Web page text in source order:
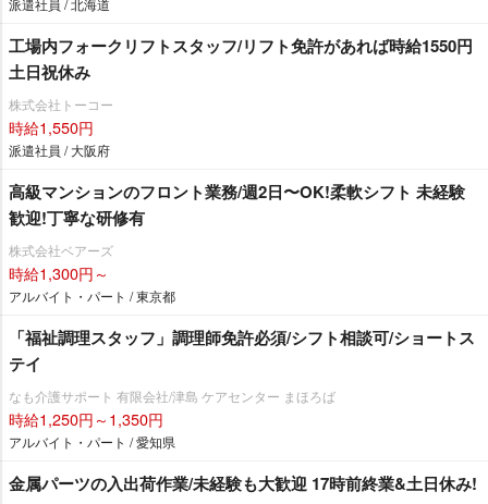
工場内フォークリフトスタッフ/リフト免許があれば時給1550円
土日祝休み
株式会社トーコー
時給1,550円
派遣社員 / 大阪府
⾼級マンションのフロント業務/週2⽇〜OK!柔軟シフト 未経験
歓迎!丁寧な研修有
株式会社ベアーズ
時給1,300円～
アルバイト・パート / 東京都
「福祉調理スタッフ」調理師免許必須/シフト相談可/ショートス
テイ
なも介護サポート 有限会社/津島 ケアセンター まほろば
時給1,250円～1,350円
アルバイト・パート / 愛知県
金属パーツの入出荷作業/未経験も大歓迎 17時前終業&土日休み!